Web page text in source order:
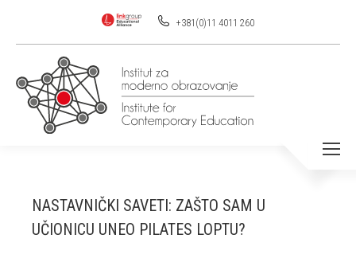
+381(0)11 4011 260
NASTAVNIČKI SAVETI: ZAŠTO SAM U
UČIONICU UNEO PILATES LOPTU?